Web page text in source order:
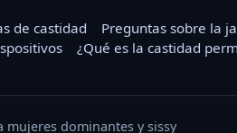
de castidad Preguntas sobre la
¿Qué es la castidad
mujeres dominantes y sissy